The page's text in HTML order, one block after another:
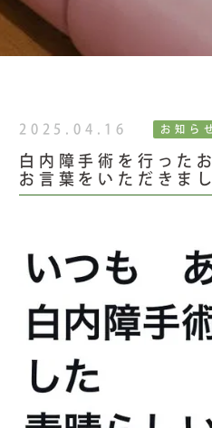
2025.04.16 お知ら
白内障手術を行った
お言葉をいただきま